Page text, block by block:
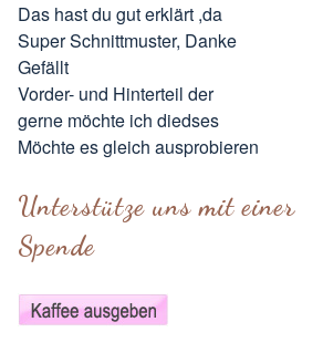
Das hast du gut erklärt ,da
Super Schnittmuster, Danke
Gefällt
Vorder- und Hinterteil der
gerne möchte ich diedses
Möchte es gleich ausprobieren
Unterstütze uns mit einer
Spende